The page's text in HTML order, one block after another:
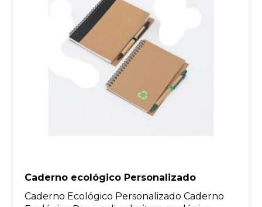
Caderno ecológico Personalizado
Caderno Ecológico Personalizado Caderno